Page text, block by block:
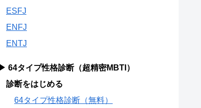
ESFJ
ENFJ
ENTJ
▶ 64タイプ性格診断（超精密MBTI）
診断をはじめる
64タイプ性格診断（無料）